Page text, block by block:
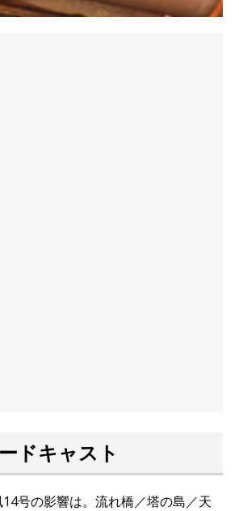
ドキャスト
号の影響は。流れ橋／塔の島／天